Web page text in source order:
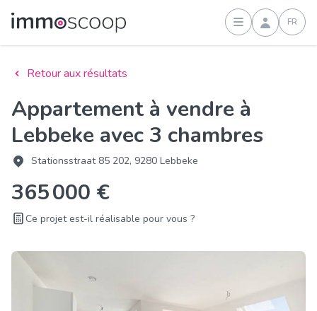
Connexion
FR
Retour aux résultats
Appartement à vendre à
Lebbeke avec 3 chambres
Stationsstraat 85 202, 9280 Lebbeke
365 000 €
Ce projet est-il réalisable pour vous ?